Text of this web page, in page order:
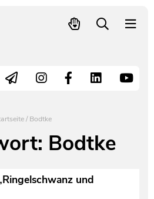
/Bodtke
Bodtke
und
helfen